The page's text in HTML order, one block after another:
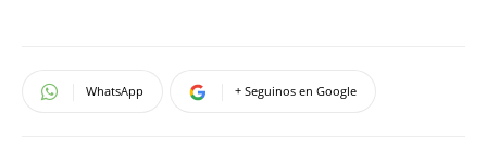
WhatsApp + Seguinos en Google